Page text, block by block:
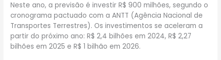
Neste ano, a previsão é investir R$ 900 milhões, segundo o
cronograma pactuado com a ANTT (Agência Nacional de
Transportes Terrestres). Os investimentos se aceleram a
partir do próximo ano: R$ 2,4 bilhões em 2024, R$ 2,27
bilhões em 2025 e R$ 1 bilhão em 2026.